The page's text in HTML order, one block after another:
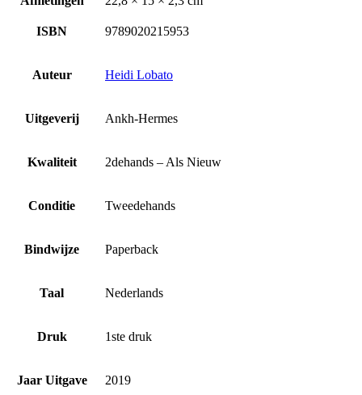
ISBN 9789020215953
Auteur Heidi Lobato
Uitgeverij Ankh-Hermes
Kwaliteit 2dehands – Als Nieuw
Conditie Tweedehands
Bindwijze Paperback
Taal Nederlands
Druk 1ste druk
Jaar Uitgave 2019